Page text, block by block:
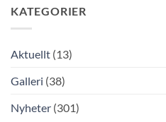
KATEGORIER
Aktuellt (13)
Galleri (38)
Nyheter (301)